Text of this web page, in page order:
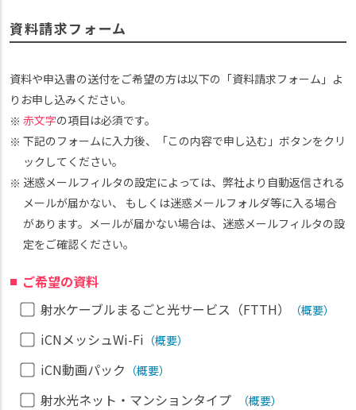
資料請求フォーム
資料や申込書の送付をご希望の方は以下の「資料請求フォーム」よ
りお申し込みください。
赤文字の項目は必須です。
下記のフォームに入力後、「この内容で申し込む」ボタンをクリ
ックしてください。
迷惑メールフィルタの設定によっては、弊社より自動返信される
メールが届かない、 もしくは迷惑メールフォルダ等に入る場合
があります。メールが届かない場合は、迷惑メールフィルタの設
定をご確認ください。
ご希望の資料
射水ケーブルまるごと光サービス（FTTH）
（概要）
iCNメッシュWi-Fi （概要）
iCN動画パック （概要）
射水光ネット・マンションタイプ （概要）